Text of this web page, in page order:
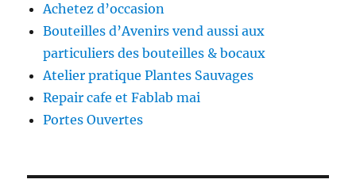
Achetez d’occasion
Bouteilles d’Avenirs vend aussi aux
particuliers des bouteilles & bocaux
Atelier pratique Plantes Sauvages
Repair cafe et Fablab mai
Portes Ouvertes